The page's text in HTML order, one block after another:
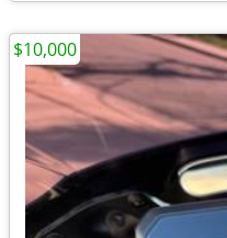
$10,000